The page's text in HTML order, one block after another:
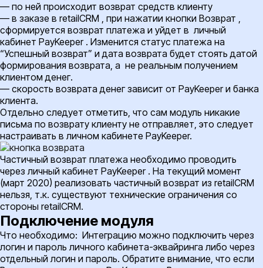
— по ней происходит возврат средств клиенту
— в заказе в retailCRM , при нажатии кнопки Возврат ,
сформируется возврат платежа и уйдет в личный
кабинет PayKeeper. Изменится статус платежа на
“Успешный возврат” и дата возврата будет стоять датой
формирования возврата, а не реальным получением
клиентом денег.
— скорость возврата денег зависит от PayKeeperи банка
клиента.
Отдельно следует отметить, что сам модуль никакие
письма по возврату клиенту не отправляет, это следует
настраивать в личном кабинете PayKeeper.
Частичный возврат платежа необходимо проводить
через личный кабинет PayKeeper. На текущий момент
(март 2020) реализовать частичный возврат из retailCRM
нельзя, т.к. существуют технические ограничения со
стороны retailCRM.
Подключение модуля
Что необходимо: Интеграцию можно подключить через
логин и пароль личного кабинета-эквайринга либо через
отдельный логин и пароль. Обратите внимание, что если